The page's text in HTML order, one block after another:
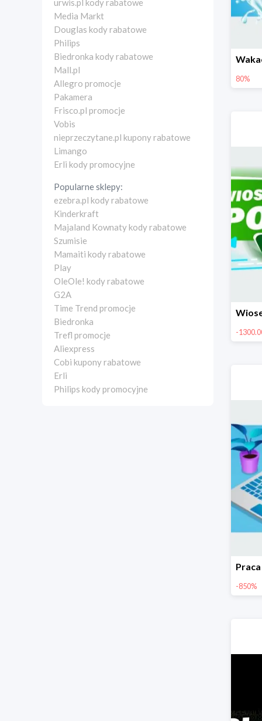
urwis.pl kody rabatowe
Media Markt
Douglas kody rabatowe
Philips
Biedronka kody rabatowe
Mall.pl
Allegro promocje
Pakamera
Frisco.pl promocje
Vobis
nieprzeczytane.pl kupony rabatowe
Limango
Erli kody promocyjne
Popularne sklepy:
ezebra.pl kody rabatowe
Kinderkraft
Majaland Kownaty kody rabatowe
Szumisie
Mamaiti kody rabatowe
Play
OleOle! kody rabatowe
G2A
Time Trend promocje
Biedronka
Trefl promocje
Aliexpress
Cobi kupony rabatowe
Erli
Philips kody promocyjne
80%
-
-850%